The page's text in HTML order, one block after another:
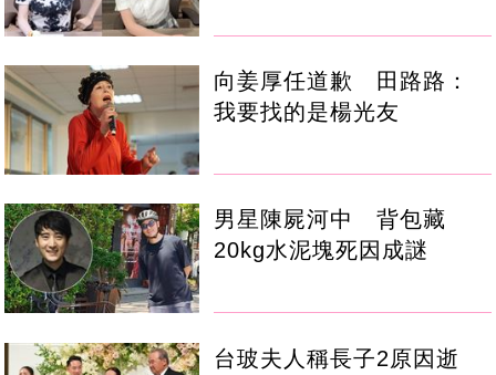
向姜厚任道歉 田路路：
我要找的是楊光友
男星陳屍河中 背包藏
20kg水泥塊死因成謎
台玻夫人稱長子2原因逝